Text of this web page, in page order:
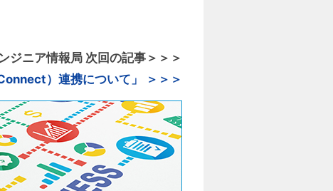
ジニア情報局 次回の記事＞＞＞
）連携について」 ＞＞＞